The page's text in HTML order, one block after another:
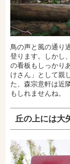
鳥の声と風の通り
登ります。しかし
の看板もしっかり
けさん」として親
た、森宗意軒は近
もしれませんね。
丘の上には大